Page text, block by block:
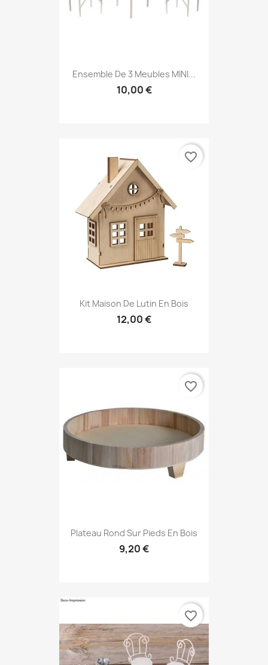
Ensemble De 3 Meubles MINI...
10,00 €
Kit Maison De Lutin En Bois
12,00 €
favorite_border
Plateau Rond Sur Pieds En Bois
9,20 €
favorite_border
favorite_border